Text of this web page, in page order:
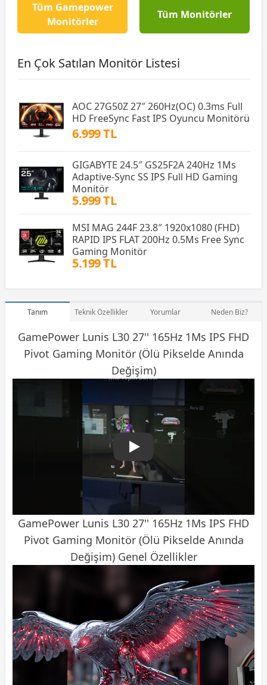
Tüm Gamepower
Monitörler
Tüm Monitörler
En Çok Satılan Monitör Listesi
AOC 27G50Z 27″ 260Hz(OC) 0.3ms Full
HD FreeSync Fast IPS Oyuncu Monitörü
6.999 TL
GIGABYTE 24.5″ GS25F2A 240Hz 1Ms
Adaptive-Sync SS IPS Full HD Gaming
Monitör
5.999 TL
MSI MAG 244F 23.8″ 1920x1080 (FHD)
RAPID IPS FLAT 200Hz 0.5Ms Free Sync
Gaming Monitör
5.199 TL
Tanım Teknik Özellikler Yorumlar Neden Biz?
GamePower Lunis L30 27'' 165Hz 1Ms IPS FHD
Pivot Gaming Monitör(Ölü Pikselde Anında
Değişim)
GamePower Lunis L30
GamePower Lunis L30 27'' 165Hz 1Ms IPS FHD
Pivot Gaming Monitör (Ölü Pikselde Anında
Değişim) Genel Özellikler